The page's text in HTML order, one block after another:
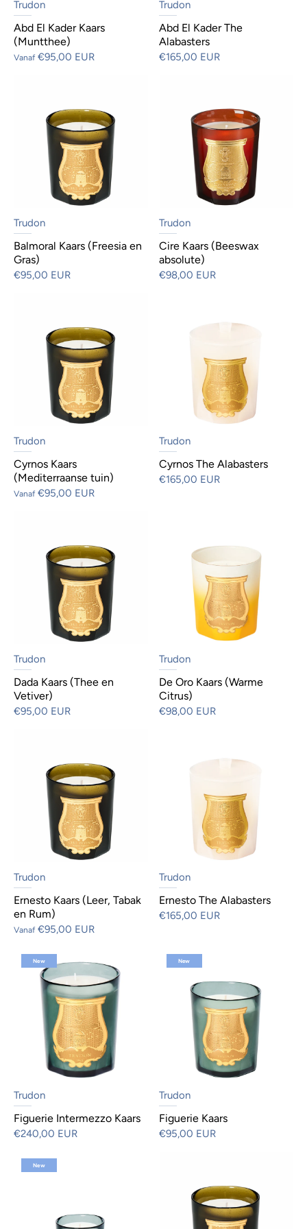
Trudon
Abd El Kader Kaars
(Muntthee)
Vanaf €95,00 EUR
Trudon
Abd El Kader The
Alabasters
€165,00 EUR
Trudon
Balmoral Kaars (Freesia en
Gras)
€95,00 EUR
Trudon
Cire Kaars (Beeswax
absolute)
€98,00 EUR
Trudon
Cyrnos Kaars
(Mediterraanse tuin)
Vanaf €95,00 EUR
Trudon
Cyrnos The Alabasters
€165,00 EUR
Trudon
Dada Kaars (Thee en
Vetiver)
€95,00 EUR
Trudon
De Oro Kaars (Warme
Citrus)
€98,00 EUR
Trudon
Ernesto Kaars (Leer, Tabak
en Rum)
Vanaf €95,00 EUR
Trudon
Ernesto The Alabasters
€165,00 EUR
New
Trudon
Figuerie Intermezzo Kaars
€240,00 EUR
New
Trudon
Figuerie Kaars
€95,00 EUR
New